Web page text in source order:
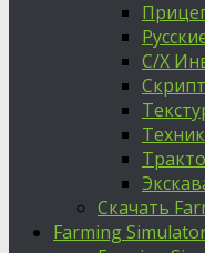
С/Х
Скачать
Farming